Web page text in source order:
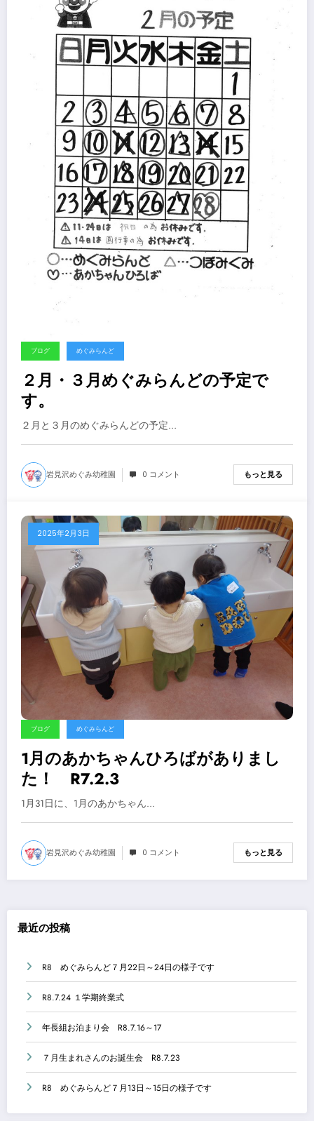
ブログ めぐみらんど
２月・３月めぐみらんどの予定で
す。
２月と３月のめぐみらんどの予定…
岩見沢めぐみ幼稚園 0 コメント もっと見る
2025年2月3日
ブログ めぐみらんど
1月のあかちゃんひろばがありまし
た！ R7.2.3
1月31日に、1月のあかちゃん…
岩見沢めぐみ幼稚園 0 コメント もっと見る
最近の投稿
R8 めぐみらんど７月22日～24日の様子です
R8.7.24 １学期終業式
年長組お泊まり会 R8.7.16～17
７月生まれさんのお誕生会 R8.7.23
R8 めぐみらんど７月13日～15日の様子です